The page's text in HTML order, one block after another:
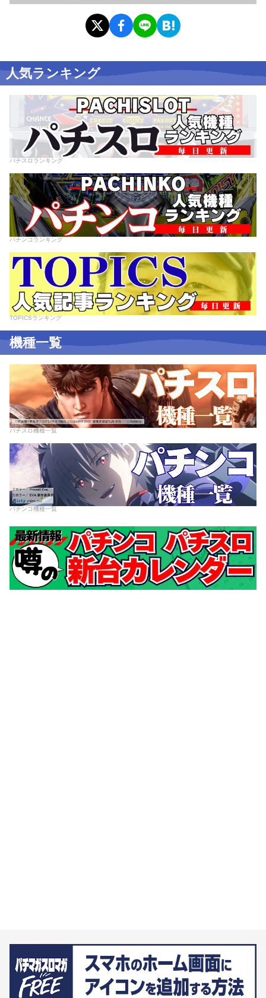
人気ランキング
パチスロランキング
パチンコランキング
TOPICSランキング
機種一覧
パチスロ機種一覧
パチンコ機種一覧